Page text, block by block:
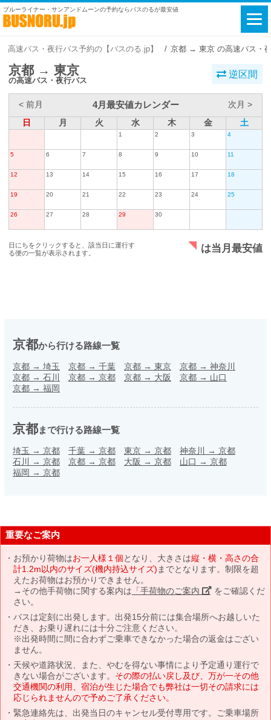
ブルーライナー・サンアンドムーンの予約ならバスのるが最安値
高速バス・夜行バス予約の【バスのる.jp】 京都 → 東京 の高速バス・
京都 → 東京
の高速バス・夜行バス
逆区間
< 前月 4月最安値カレンダー
次月 >
日
月 火 水 木 金 土
1 2 3 4
5 6 7 8 9 10 11
12 13 14 15 16 17 18
19 20 21 22 23 24 25
26 27 28 29 30
日にちをクリックすると、該当日に運行す
る便の一覧が表示されます。
は当月最安値
京都から行ける路線一覧
京都 → 埼玉 京都 → 千葉 京都 → 東京 京都 → 神奈川
京都 → 石川 京都 → 京都 京都 → 大阪 京都 → 山口
京都 → 福岡
京都まで行ける路線一覧
埼玉 → 京都 千葉 → 京都 東京 → 京都 神奈川 → 京都
石川 → 京都 京都 → 京都 大阪 → 京都 山口 → 京都
福岡 → 京都
重要なご案内
お預かり荷物はお一人様１個となり、大きさは縦・横・高さの合
計1.2m以内のサイズ(機内持込サイズ) までとなります。制限を超
えたお荷物はお預かりできません。
→その他手荷物に関する案内は 「手荷物のご案内」 をご確認くだ
さい。
バスは定刻に出発します。出発15分前には集合場所へお越しいた
だき、お乗り遅れには十分ご注意ください。
※出発時間に間に合わずご乗車できなかった場合の返金はござい
ません。
天候や道路状況、また、やむを得ない事情により予定通り運行で
きない場合がございます。 その際の払い戻し及び、万が一その他
交通機関の利用、宿泊が生じた場合でも弊社は一切その請求には
応じられませんので予めご了承ください。
緊急連絡先は、出発当日のキャンセル受付専用です。ご乗車場所